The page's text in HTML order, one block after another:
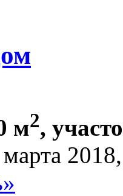
м2,